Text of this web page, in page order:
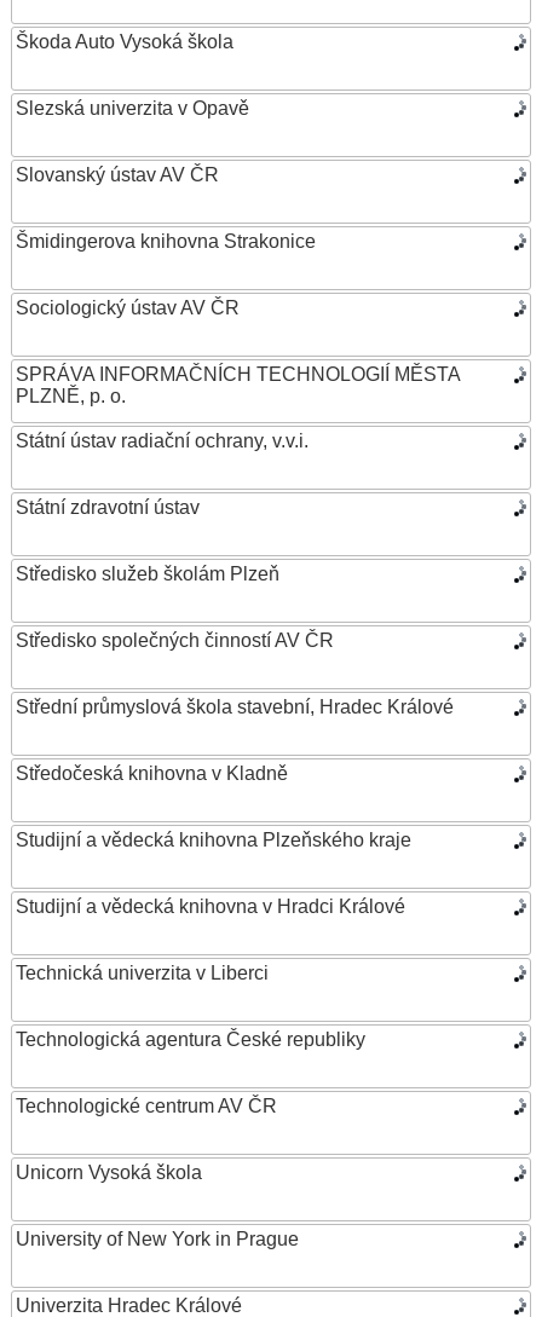
Škoda Auto Vysoká škola
Slezská univerzita v Opavě
Slovanský ústav AV ČR
Šmidingerova knihovna Strakonice
Sociologický ústav AV ČR
SPRÁVA INFORMAČNÍCH TECHNOLOGIÍ MĚSTA
PLZNĚ, p. o.
Státní ústav radiační ochrany, v.v.i.
Státní zdravotní ústav
Středisko služeb školám Plzeň
Středisko společných činností AV ČR
Střední průmyslová škola stavební, Hradec Králové
Středočeská knihovna v Kladně
Studijní a vědecká knihovna Plzeňského kraje
Studijní a vědecká knihovna v Hradci Králové
Technická univerzita v Liberci
Technologická agentura České republiky
Technologické centrum AV ČR
Unicorn Vysoká škola
University of New York in Prague
Univerzita Hradec Králové